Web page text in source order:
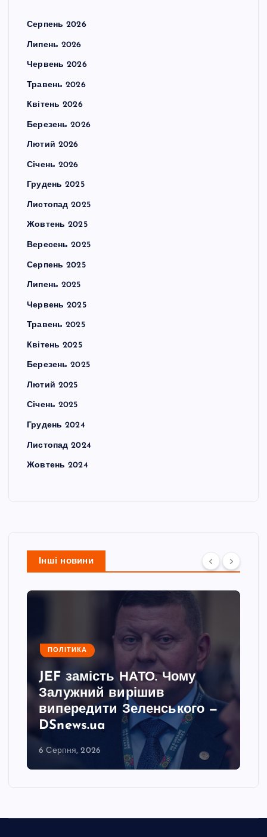
Серпень 2026
Липень 2026
Червень 2026
Травень 2026
Квітень 2026
Березень 2026
Лютий 2026
Січень 2026
Грудень 2025
Листопад 2025
Жовтень 2025
Вересень 2025
Серпень 2025
Липень 2025
Червень 2025
Травень 2025
Квітень 2025
Березень 2025
Лютий 2025
Січень 2025
Грудень 2024
Листопад 2024
Жовтень 2024
Інші новини
ПОЛІТИКА
JEF замість НАТО. Чому
Залужний вирішив
випередити Зеленського —
DSnews.ua
6 Серпня, 2026